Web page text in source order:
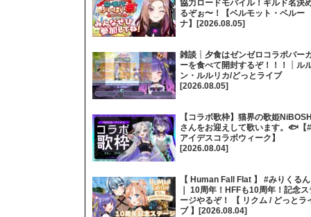
協力ロードモバイル！ギルド名決
るぞぉ〜！【ベルモット・ベルー
ナ】[2026.08.05]
雑談┊夕食はゼンゼロコラボバー
ーを食べて開封するぞ！！！┊ル
ン・ルルリカ/どっとライブ
[2026.08.05]
【コラボ歌枠】猫界の歌姫NiBOSHI
さんをお迎えして歌います。🐟【#
アイデスコラボウィーク】
[2026.08.04]
【 Human Fall Flat 】 #みりくるん
｜ 10周年！HFFも10周年！記念ス
ージやるぞ！ 【 リクム / どっとラ
ブ 】[2026.08.04]